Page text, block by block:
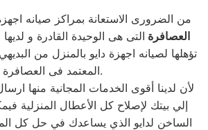
من الضرورى الاستعانة بمراكز صيانه
العصافرة التى هى الوحيدة القادرة و
تؤهلها لصيانه اجهزة دايو بالمنزل من
المعتمد فى العصافرة.
لأن لدينا أقوى الخدمات المجانية منها
إلي بيتك لإصلاح كل الأعطال المنزلية
الساخن لدايو الذي يساعدك في حل كل